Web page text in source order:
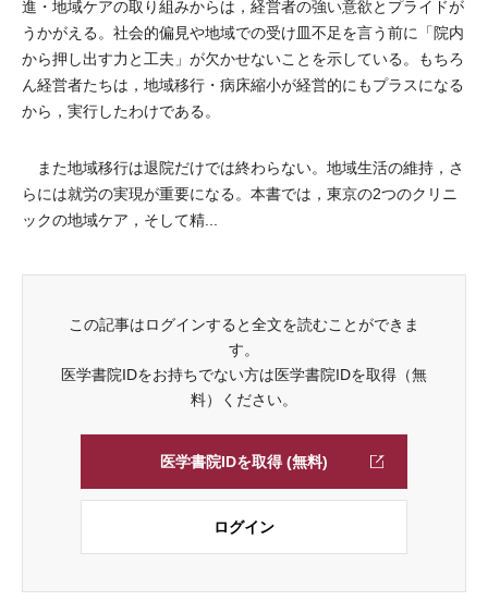
進・地域ケアの取り組みからは，経営者の強い意欲とプライドが
うかがえる。社会的偏見や地域での受け皿不足を言う前に「院内
から押し出す力と工夫」が欠かせないことを示している。もちろ
ん経営者たちは，地域移行・病床縮小が経営的にもプラスになる
から，実行したわけである。
また地域移行は退院だけでは終わらない。地域生活の維持，さ
らには就労の実現が重要になる。本書では，東京の2つのクリニ
ックの地域ケア，そして精...
この記事はログインすると全文を読むことができま
す。
医学書院IDをお持ちでない方は医学書院IDを取得（無
料）ください。
医学書院IDを取得 (無料)
ログイン